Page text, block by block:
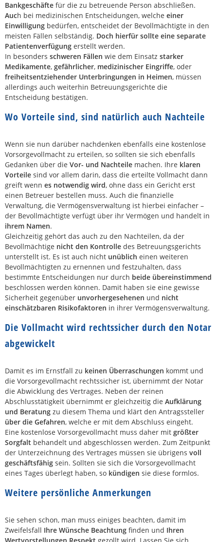
Bankgeschäfte für die zu betreuende Person abschließen.
Auch bei medizinischen Entscheidungen, welche einer
Einwilligung bedürfen, entscheidet der Bevollmächtigte in den
meisten Fällen selbständig. Doch hierfür sollte eine separate
Patientenverfügung erstellt werden.
In besonders schweren Fällen wie dem Einsatz starker
Medikamente, gefährlicher, medizinischer Eingriffe, oder
freiheitsentziehender Unterbringungen in Heimen, müssen
allerdings auch weiterhin Betreuungsgerichte die
Entscheidung bestätigen.
Wo Vorteile sind, sind natürlich auch Nachteile
Wenn sie nun darüber nachdenken ebenfalls eine kostenlose
Vorsorgevollmacht zu erteilen, so sollten sie sich ebenfalls
Gedanken über die Vor- und Nachteile machen. Ihre klaren
Vorteile sind vor allem darin, dass die erteilte Vollmacht dann
greift wenn es notwendig wird, ohne dass ein Gericht erst
einen Betreuer bestellen muss. Auch die finanzielle
Verwaltung, die Vermögensverwaltung ist hierbei einfacher –
der Bevollmächtigte verfügt über ihr Vermögen und handelt in
ihrem Namen.
Gleichzeitig gehört das auch zu den Nachteilen, da der
Bevollmächtige nicht den Kontrolle des Betreuungsgerichts
unterstellt ist. Es ist auch nicht unüblich einen weiteren
Bevollmächtigten zu ernennen und festzuhalten, dass
bestimmte Entscheidungen nur durch beide übereinstimmend
beschlossen werden können. Damit haben sie eine gewisse
Sicherheit gegenüber unvorhergesehenen und nicht
einschätzbaren Risikofaktoren in ihrer Vermögensverwaltung.
Die Vollmacht wird rechtssicher durch den Notar
abgewickelt
Damit es im Ernstfall zu keinen Überraschungen kommt und
die Vorsorgevollmacht rechtssicher ist, übernimmt der Notar
die Abwicklung des Vertrages. Neben der reinen
Abschlusstätigkeit übernimmt er gleichzeitig die Aufklärung
und Beratung zu diesem Thema und klärt den Antragssteller
über die Gefahren, welche er mit dem Abschluss eingeht.
Eine kostenlose Vorsorgevollmacht muss daher mit größter
Sorgfalt behandelt und abgeschlossen werden. Zum Zeitpunkt
der Unterzeichnung des Vertrages müssen sie übrigens voll
geschäftsfähig sein. Sollten sie sich die Vorsorgevollmacht
eines Tages überlegt haben, so kündigen sie diese formlos.
Weitere persönliche Anmerkungen
Sie sehen schon, man muss einiges beachten, damit im
Zweifelsfall Ihre Wünsche Beachtung finden und Ihren